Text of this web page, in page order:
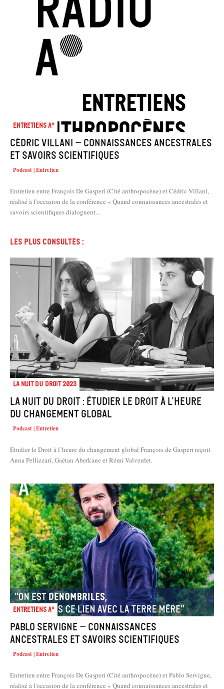
Entretiens A°
Cédric Villani – Connaissances ancestrales
et savoirs scientifiques
Podcast | Entretien
Entretien entre François De Gasperi (Cité anthropocène) et Cédric Villani,
réalisé à l'occasion de la conférence « Quand connaissances ancestrales et
savoirs scientifiques dialoguent...
Les plus consultés :
La Nuit du droit 2023
La Nuit du Droit : Étudier le Droit à l’heure
du changement global
Podcast | Entretien
Étudier le Droit à l’heure du changement global François de Gasperi reçoit
Anna Pellizzari, Gaétan Aberkane et Rémi Valverdet.
Entretiens A°
Pablo Servigne – Connaissances
ancestrales et savoirs scientifiques
Podcast | Entretien
Entretien entre François De Gasperi (Cité anthropocène) et Pablo Servigne,
réalisé à l'occasion de la conférence « Quand connaissances ancestrales et